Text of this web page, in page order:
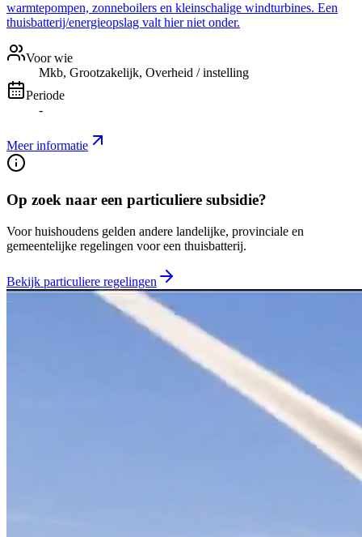
warmtepompen, zonneboilers en kleinschalige windturbines. Een
thuisbatterij/energieopslag valt hier niet onder.
Voor wie
Mkb, Grootzakelijk, Overheid / instelling
Periode
-
Meer informatie
Op zoek naar een particuliere subsidie?
Voor huishoudens gelden andere landelijke, provinciale en
gemeentelijke regelingen voor een thuisbatterij.
Bekijk particuliere regelingen